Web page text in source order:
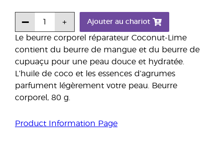
Le beurre corporel réparateur Coconut-Lime
contient du beurre de mangue et du beurre de
cupuaçu pour une peau douce et hydratée.
L’huile de coco et les essences d’agrumes
parfument légèrement votre peau. Beurre
corporel, 80 g.
Product Information Page
Ajouter au chariot